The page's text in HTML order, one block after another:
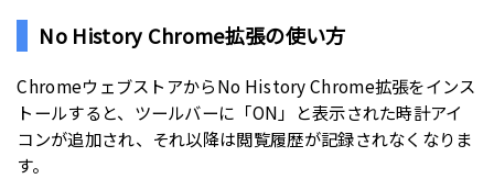
No History Chrome拡張の使い方
ChromeウェブストアからNo History Chrome拡張をインス
トールすると、ツールバーに「ON」と表示された時計アイ
コンが追加され、それ以降は閲覧履歴が記録されなくなりま
す。